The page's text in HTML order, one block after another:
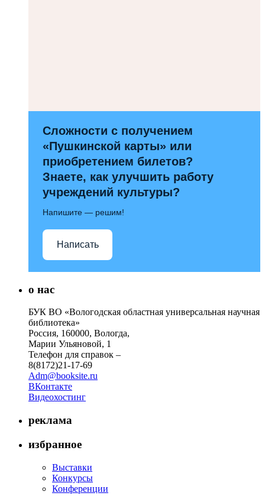
Сложности с получением
«Пушкинской карты» или
приобретением билетов?
Знаете, как улучшить работу
учреждений культуры?
Напишите — решим!
Написать
о нас
БУК ВО «Вологодская областная универсальная научная
библиотека»
Россия, 160000, Вологда,
Марии Ульяновой, 1
Телефон для справок –
8(8172)21-17-69
Adm@booksite.ru
ВКонтакте
Видеохостинг
реклама
избранное
Выставки
Конкурсы
Конференции